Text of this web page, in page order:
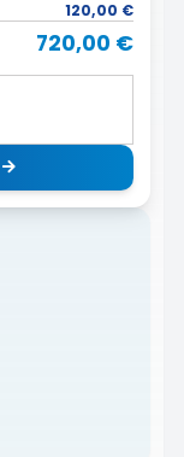
120,00 €
720,00 €